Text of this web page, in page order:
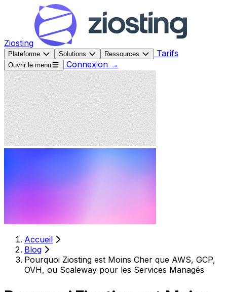
Ziosting
Plateforme Solutions Ressources Tarifs
Ouvrir le menu Connexion →
Accueil
Blog
Pourquoi Ziosting est Moins Cher que AWS, GCP,
OVH, ou Scaleway pour les Services Managés